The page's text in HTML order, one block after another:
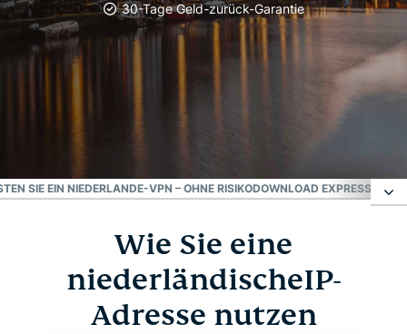
30-Tage Geld-zurück-Garantie
SIE EIN NIEDERLANDE-VPN – OHNE RISIKODOWNLOAD EXPRESSVPN
Wie Sie eine niederländischeIP-Adresse nutzen
Wählen Sie einen VPN-Standort in den
Niederlanden
Wie Sie eine
niederländischeIP-
Adresse nutzen